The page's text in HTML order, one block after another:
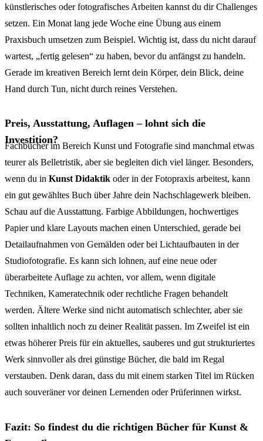
künstlerisches oder fotografisches Arbeiten kannst du dir Challenges
setzen. Ein Monat lang jede Woche eine Übung aus einem
Praxisbuch umsetzen zum Beispiel. Wichtig ist, dass du nicht darauf
wartest, „fertig gelesen“ zu haben, bevor du anfängst zu handeln.
Gerade im kreativen Bereich lernt dein Körper, dein Blick, deine
Hand durch Tun, nicht durch reines Verstehen.
Preis, Ausstattung, Auflagen – lohnt sich die
Investition?
Fachbücher im Bereich Kunst und Fotografie sind manchmal etwas
teurer als Belletristik, aber sie begleiten dich viel länger. Besonders,
wenn du in Kunst Didaktik oder in der Fotopraxis arbeitest, kann
ein gut gewähltes Buch über Jahre dein Nachschlagewerk bleiben.
Schau auf die Ausstattung. Farbige Abbildungen, hochwertiges
Papier und klare Layouts machen einen Unterschied, gerade bei
Detailaufnahmen von Gemälden oder bei Lichtaufbauten in der
Studiofotografie. Es kann sich lohnen, auf eine neue oder
überarbeitete Auflage zu achten, vor allem, wenn digitale
Techniken, Kameratechnik oder rechtliche Fragen behandelt
werden. Ältere Werke sind nicht automatisch schlechter, aber sie
sollten inhaltlich noch zu deiner Realität passen. Im Zweifel ist ein
etwas höherer Preis für ein aktuelles, sauberes und gut strukturiertes
Werk sinnvoller als drei günstige Bücher, die bald im Regal
verstauben. Denk daran, dass du mit einem starken Titel im Rücken
auch souveräner vor deinen Lernenden oder Prüferinnen wirkst.
Fazit: So findest du die richtigen Bücher für Kunst &